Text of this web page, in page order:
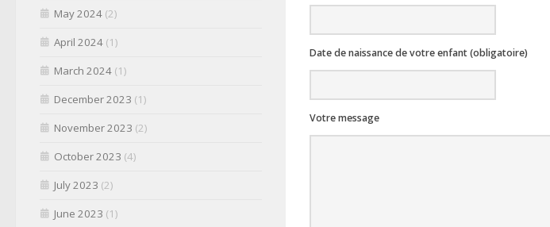
Date de naissance de votre enfant (obligatoire)
Votre message
May 2024 (2)
April 2024 (1)
March 2024 (1)
December 2023 (1)
November 2023 (2)
October 2023 (4)
July 2023 (2)
June 2023 (1)